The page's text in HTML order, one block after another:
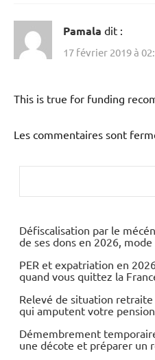
Pamala dit :
17 février 2019 à
This is true for funding
Les commentaires sont
Défiscalisation par le
de ses dons en 2026, mode
PER et expatriation en
quand vous quittez la
Relevé de situation
qui amputent votre
Démembrement
une décote et préparer un